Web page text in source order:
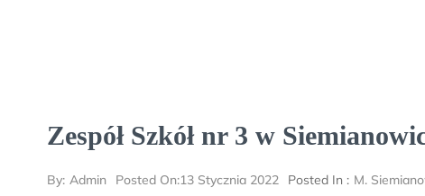
Zespół Szkół nr 3 w
By: Admin Posted On:13 Stycznia 2022 Posted In : M.